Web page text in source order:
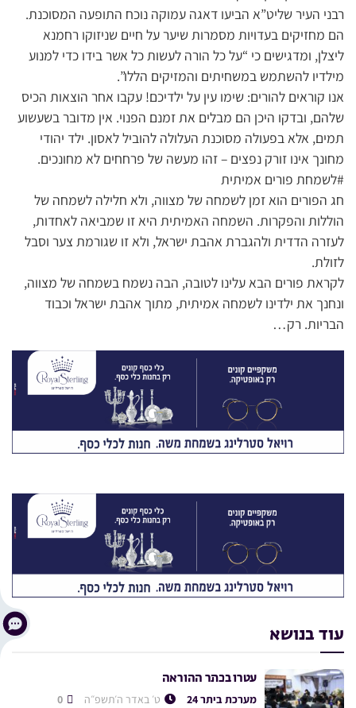
רבני העיר שליט”א הביעו דאגה עמוקה נוכח התופעה המסוכנת.
הם מחזיקים בעדויות מסמרות שיער על חיים שניזוקו רחמנא
ליצלן, ומדגישים כי “על כל הורה לעשות כל אשר בידו כדי למנוע
מילדיו להשתמש במשחיתים והמזיקים הללו”.
אנו קוראים להורים: שימו עין על ילדיכם! עקבו אחר הוצאות הכיס
שלהם, ובדקו היכן הם מבלים את זמנם הפנוי. אין מדובר בשעשוע
תמים, אלא בפעולה מסוכנת העלולה להוביל לאסון. ילד יהודי
מחונך אינו זורק נפצים – זהו מעשה של פרחחים לא מחונכים.
#לשמחת פורים אמיתית
חג הפורים הוא זמן לשמחה של מצווה, ולא חלילה לשמחה של
הוללות והפקרות. השמחה האמיתית היא זו שמביאה לאחדות,
לעזרה הדדית ולהגברת אהבת ישראל, ולא זו שגורמת צער וסבל
לזולת.
לקראת פורים הבא עלינו לטובה, הבה נשמח בשמחה של מצווה,
ונחנך את ילדינו לשמחה אמיתית, מתוך אהבת ישראל וכבוד
הבריות. רק…
עוד בנושא
עטרו בכתר ההוראה
מערכת ביתר 24 ט׳ באדר ה׳תשפ״ה